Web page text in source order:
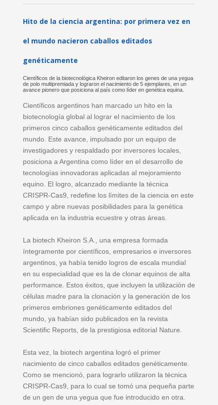
Hito de la ciencia argentina: por primera vez en
el mundo nacieron caballos editados
genéticamente
Científicos de la biotecnológica Kheiron editaron los genes de una yegua
de polo multipremiada y lograron el nacimiento de 5 ejemplares, en un
avance pionero que posiciona al país como líder en genética equina.
Científicos argentinos han marcado un hito en la
biotecnología global al lograr el nacimiento de los
primeros cinco caballos genéticamente editados del
mundo. Este avance, impulsado por un equipo de
investigadores y respaldado por inversores locales,
posiciona a Argentina como líder en el desarrollo de
tecnologías innovadoras aplicadas al mejoramiento
equino. El logro, alcanzado mediante la técnica
CRISPR-Cas9, redefine los límites de la ciencia en este
campo y abre nuevas posibilidades para la genética
aplicada en la industria ecuestre y otras áreas.
La biotech Kheiron S.A., una empresa formada
íntegramente por científicos, empresarios e inversores
argentinos, ya había tenido logros de escala mundial
en su especialidad que es la de clonar equinos de alta
performance. Estos éxitos, que incluyen la utilización de
células madre para la clonación y la generación de los
primeros embriones genéticamente editados del
mundo, ya habían sido publicados en la revista
Scientific Reports, de la prestigiosa editorial Nature.
Esta vez, la biotech argentina logró el primer
nacimiento de cinco caballos editados genéticamente.
Como se mencionó, para lograrlo utilizaron la técnica
CRISPR-Cas9, para lo cual se tomó una pequeña parte
de un gen de una yegua que fue introducido en otra.